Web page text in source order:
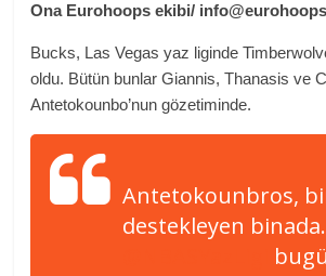
OnaEurohoops ekibi/
Bucks, Las Vegas yaz liginde
oldu. Bütün bunlar Giannis, Thanasis ve
Antetokounbo’nun gözetiminde.
Antetokounbros,
destekleyen binada.